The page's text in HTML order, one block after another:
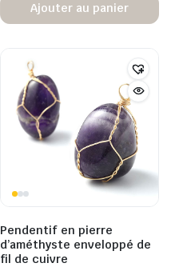
Ajouter au panier
Pendentif en pierre
d’améthyste enveloppé de
fil de cuivre